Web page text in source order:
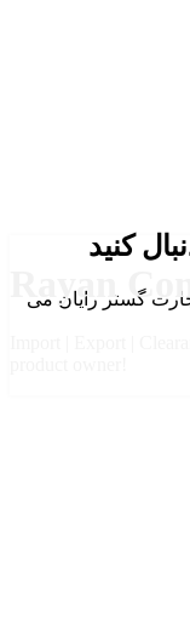
Rayan
کنید
گستر رایان می